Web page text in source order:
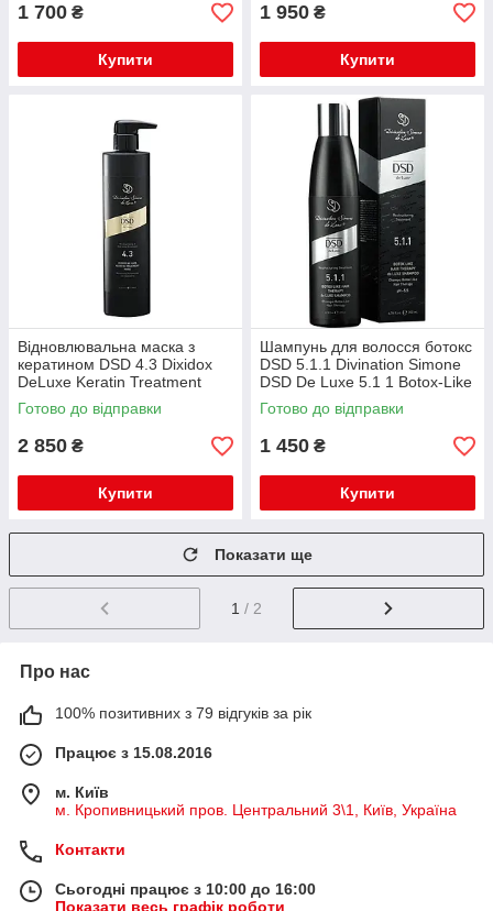
1 700 ₴
Купити
1 950 ₴
Купити
Відновлювальна маска з
кератином DSD 4.3 Dixidox
DeLuxe Keratin Treatment
Маѕк для стимуляції росту
волосся 500 мл
Готово до відправки
2 850 ₴
Купити
Шампунь для волосся ботокс
DSD 5.1.1 Divination Simone
DSD De Luxe 5.1 1 Botox-Like
Hair Therapy de Luxe
Shampoo 200 мл
Готово до відправки
1 450 ₴
Купити
Показати ще
1 / 2
Про нас
100% позитивних з 79 відгуків за рік
Працює з 15.08.2016
м. Київ
м. Кропивницький пров. Центральний 3\1, Київ, Україна
Контакти
Сьогодні працює з 10:00 до 16:00
Показати весь графік роботи